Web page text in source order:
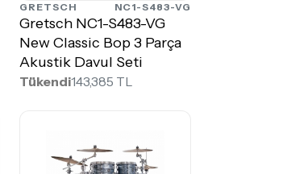
GRETSCH NC1-S483-VG
Gretsch NC1-S483-VG
New Classic Bop 3 Parça
Akustik Davul Seti
Tükendi143,385 TL